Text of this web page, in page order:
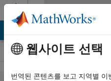
콘텐츠로 바로 가기
웹사이트 선택
번역된 콘텐츠를 보고 지역별 이